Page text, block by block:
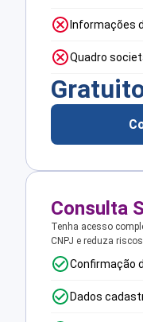
Informações
Quadro
Consulta
Tenha acesso
CNPJ e reduza
Confirmação
Dados